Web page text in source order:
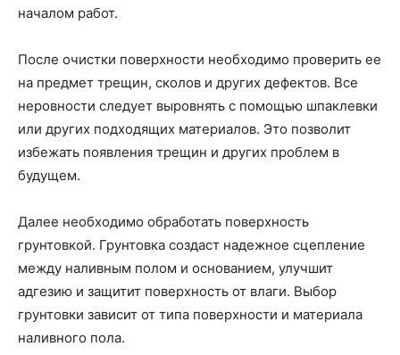
началом работ.
После очистки поверхности необходимо проверить ее
на предмет трещин, сколов и других дефектов. Все
неровности следует выровнять с помощью шпаклевки
или других подходящих материалов. Это позволит
избежать появления трещин и других проблем в
будущем.
Далее необходимо обработать поверхность
грунтовкой. Грунтовка создаст надежное сцепление
между наливным полом и основанием, улучшит
адгезию и защитит поверхность от влаги. Выбор
грунтовки зависит от типа поверхности и материала
наливного пола.